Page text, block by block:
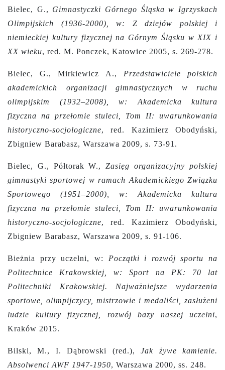
Bielec, G., Gimnastyczki Górnego Śląska w Igrzyskach
Olimpijskich (1936-2000), w: Z dziejów polskiej i
niemieckiej kultury fizycznej na Górnym Śląsku w XIX i
XX wieku, red. M. Ponczek, Katowice 2005, s. 269-278.
Bielec, G., Mirkiewicz A., Przedstawiciele polskich
akademickich organizacji gimnastycznych w ruchu
olimpijskim (1932–2008), w: Akademicka kultura
fizyczna na przełomie stuleci, Tom II: uwarunkowania
historyczno-socjologiczne,
red. Kazimierz Obodyński,
Zbigniew Barabasz, Warszawa 2009, s. 73-91.
Bielec, G., Półtorak W.,Zasięg organizacyjny polskiej
gimnastyki sportowej w ramach Akademickiego Związku
Sportowego (1951–2000), w: Akademicka kultura
fizyczna na przełomie stuleci, Tom II: uwarunkowania
historyczno-socjologiczne,
red. Kazimierz Obodyński,
Zbigniew Barabasz, Warszawa 2009, s. 91-106.
Bieżnia przy uczelni, w: Początki i rozwój sportu na
Politechnice Krakowskiej, w: Sport na PK: 70 lat
Politechniki Krakowskiej. Najważniejsze wydarzenia
sportowe, olimpijczycy, mistrzowie i medaliści, zasłużeni
ludzie kultury fizycznej, rozwój bazy naszej uczelni,
Kraków 2015.
Bilski, M., I. Dąbrowski (red.),Jak żywe kamienie.
Absolwenci AWF 1947-1950, Warszawa 2000, ss. 248.